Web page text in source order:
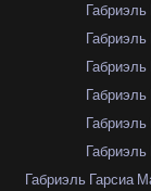
Габриэль Гарсиа